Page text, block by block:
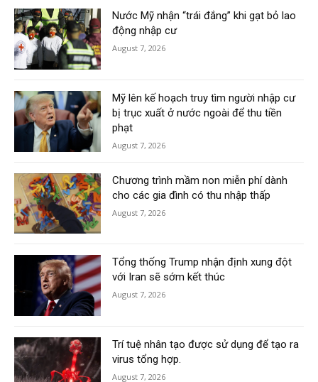
Nước Mỹ nhận “trái đắng” khi gạt bỏ lao
động nhập cư
August 7, 2026
Mỹ lên kế hoạch truy tìm người nhập cư
bị trục xuất ở nước ngoài để thu tiền
phạt
August 7, 2026
Chương trình mầm non miễn phí dành
cho các gia đình có thu nhập thấp
August 7, 2026
Tổng thống Trump nhận định xung đột
với Iran sẽ sớm kết thúc
August 7, 2026
Trí tuệ nhân tạo được sử dụng để tạo ra
virus tổng hợp.
August 7, 2026